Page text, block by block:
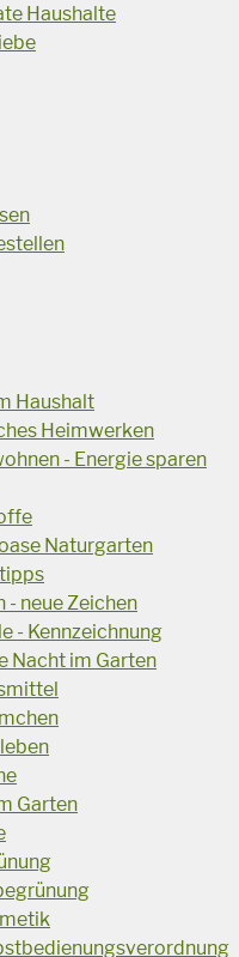
Haushalte
Haushalt
Heimwerken
- Energie sparen
Naturgarten
- neue Zeichen
- Kennzeichnung
Nacht im Garten
Garten